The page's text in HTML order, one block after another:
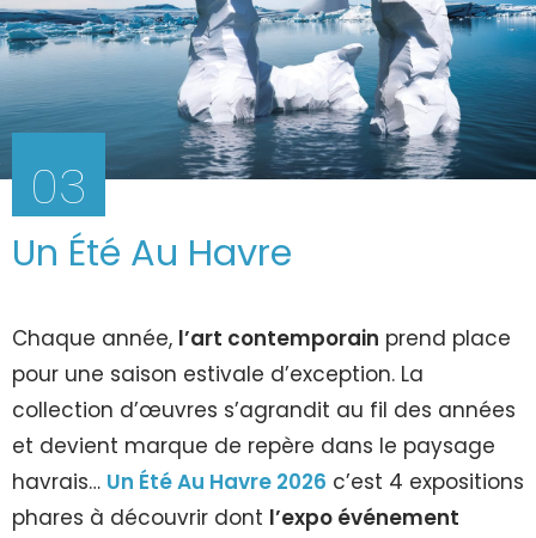
03
Un Été Au Havre
Chaque année, l’art contemporain prend place
pour une saison estivale d’exception. La
collection d’œuvres s’agrandit au fil des années
et devient marque de repère dans le paysage
havrais… Un Été Au Havre 2026 c’est 4 expositions
phares à découvrir dont l’expo événement